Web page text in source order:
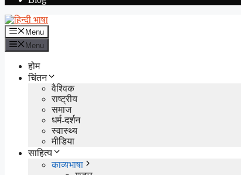
Menu
Menu
होम
चिंतन
वैश्विक
राष्ट्रीय
समाज
धर्म-दर्शन
स्वास्थ्य
मीडिया
साहित्य
काव्यभाषा